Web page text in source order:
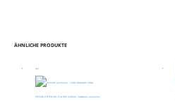
ÄHNLICHE PRODUKTE
Hot
SPEZIALITÄTEN AUS ITALIEN, Südtirol, Süsswaren aus Italien